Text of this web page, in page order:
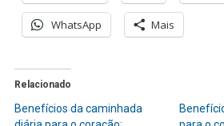
WhatsApp Mais
Relacionado
Benefícios da caminhada